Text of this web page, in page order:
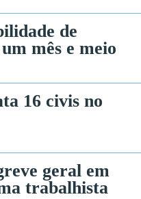
de
mês e meio
16 civis no
geral em
trabalhista